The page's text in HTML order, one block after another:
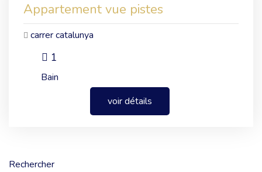
Appartement vue pistes
carrer catalunya
1
Bain
voir détails
Rechercher